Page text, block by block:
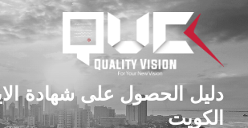
المحتوى
دليل الحصول على شهادة
الكويت